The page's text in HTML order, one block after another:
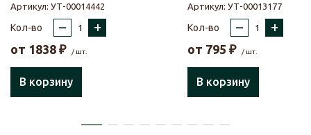
Артикул: УТ-00014442
Кол-во – +
от 1838 ₽ / шт.
В корзину
Артикул: УТ-00013177
Кол-во – +
от 795 ₽ / шт.
В корзину